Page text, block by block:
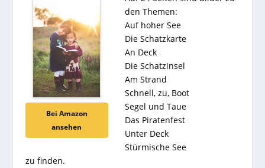
Bei Amazon
ansehen
den Themen:
Auf hoher See
Die Schatzkarte
An Deck
Die Schatzinsel
Am Strand
Schnell, zu, Boot
Segel und Taue
Das Piratenfest
Unter Deck
Stürmische See
zu finden.